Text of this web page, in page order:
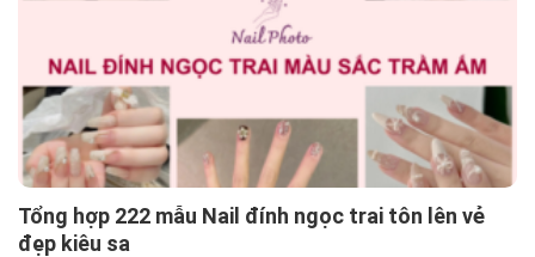
Tổng hợp 222 mẫu Nail đính ngọc trai tôn lên vẻ
đẹp kiêu sa